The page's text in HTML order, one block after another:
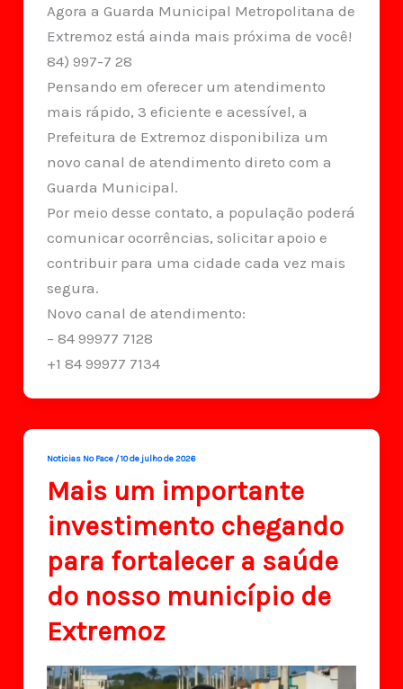
Agora a Guarda Municipal Metropolitana de
Extremoz está ainda mais próxima de você!
84) 997-7 28
Pensando em oferecer um atendimento
mais rápido, 3 eficiente e acessível, a
Prefeitura de Extremoz disponibiliza um
novo canal de atendimento direto com a
Guarda Municipal.
Por meio desse contato, a população poderá
comunicar ocorrências, solicitar apoio e
contribuir para uma cidade cada vez mais
segura.
Novo canal de atendimento:
– 84 99977 7128
+1 84 99977 7134
Noticias No Face /10 de julho de 2026
Mais um importante
investimento chegando
para fortalecer a saúde
do nosso município de
Extremoz